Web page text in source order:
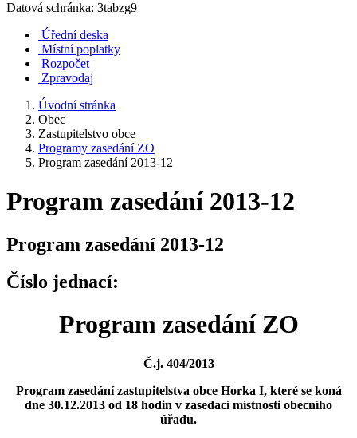
Datová schránka: 3tabzg9
Úřední deska
Místní poplatky
Rozpočet
Zpravodaj
Úvodní stránka
Obec
Zastupitelstvo obce
Programy zasedání ZO
Program zasedání 2013-12
Program zasedání 2013-12
Program zasedání 2013-12
Číslo jednací:
Program zasedání ZO
Č.j. 404/2013
Program zasedání zastupitelstva obce Horka I, které se koná
dne 30.12.2013 od 18 hodin v zasedací místnosti obecního
úřadu.